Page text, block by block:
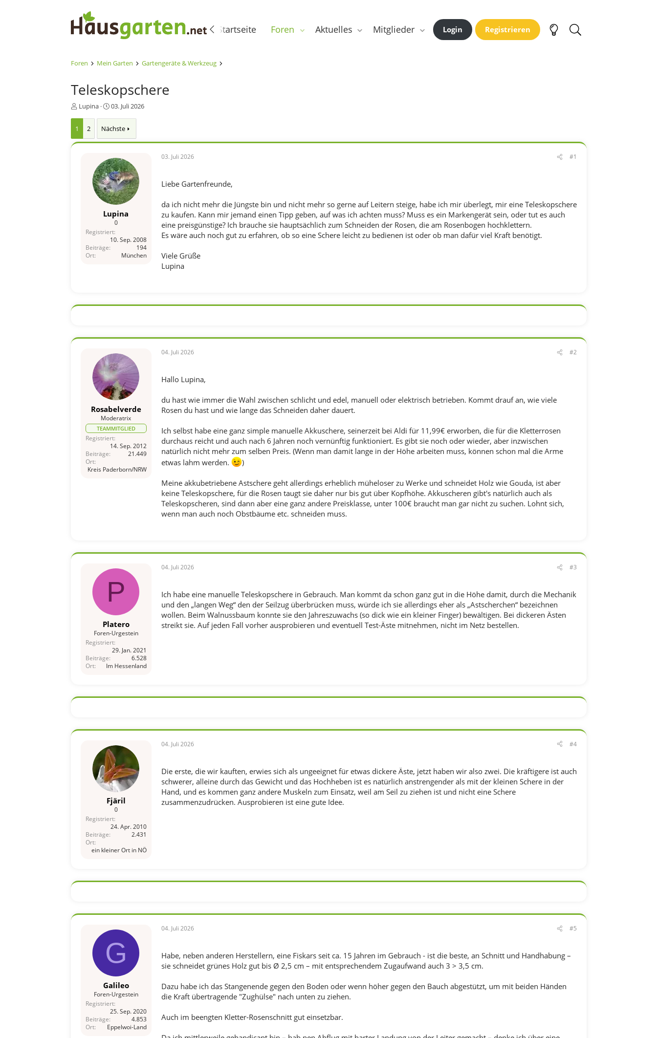
Startseite Foren Aktuelles Mitglieder Login Registrieren
Foren Mein Garten Gartengeräte & Werkzeug
Teleskopschere
E
e
Lupina
E
t
e
l
t
a
m
03. Juli 2026
1 2 Nächste
Lupina
0
Registriert
10. Sep. 2008
Beiträge
194
Ort
München
03. Juli 2026 #1
Liebe Gartenfreunde,
da ich nicht mehr die Jüngste bin und nicht mehr so gerne auf Leitern steige, habe ich mir überlegt, mir eine Teleskopschere
zu kaufen. Kann mir jemand einen Tipp geben, auf was ich achten muss? Muss es ein Markengerät sein, oder tut es auch
eine preisgünstige? Ich brauche sie hauptsächlich zum Schneiden der Rosen, die am Rosenbogen hochklettern.
Es wäre auch noch gut zu erfahren, ob so eine Schere leicht zu bedienen ist oder ob man dafür viel Kraft benötigt.
Viele Grüße
Lupina
Rosabelverde
Moderatrix
TEAMMITGLIED
Registriert
14. Sep. 2012
Beiträge
21.449
Ort
Kreis Paderborn/NRW
04. Juli 2026 #2
Hallo Lupina,
du hast wie immer die Wahl zwischen schlicht und edel, manuell oder elektrisch betrieben. Kommt drauf an, wie viele
Rosen du hast und wie lange das Schneiden daher dauert.
Ich selbst habe eine ganz simple manuelle Akkuschere, seinerzeit bei Aldi für 11,99€ erworben, die für die Kletterrosen
durchaus reicht und auch nach 6 Jahren noch vernünftig funktioniert. Es gibt sie noch oder wieder, aber inzwischen
natürlich nicht mehr zum selben Preis. (Wenn man damit lange in der Höhe arbeiten muss, können schon mal die Arme
etwas lahm werden.
)
Meine akkubetriebene Astschere geht allerdings erheblich müheloser zu Werke und schneidet Holz wie Gouda, ist aber
keine Teleskopschere, für die Rosen taugt sie daher nur bis gut über Kopfhöhe. Akkuscheren gibt's natürlich auch als
Teleskopscheren, sind dann aber eine ganz andere Preisklasse, unter 100€ braucht man gar nicht zu suchen. Lohnt sich,
wenn man auch noch Obstbäume etc. schneiden muss.
P
Platero
Foren-Urgestein
Registriert
29. Jan. 2021
Beiträge
6.528
Ort
Im Hessenland
04. Juli 2026 #3
Ich habe eine manuelle Teleskopschere in Gebrauch. Man kommt da schon ganz gut in die Höhe damit, durch die Mechanik
und den „langen Weg“ den der Seilzug überbrücken muss, würde ich sie allerdings eher als „Astscherchen“ bezeichnen
wollen. Beim Walnussbaum konnte sie den Jahreszuwachs (so dick wie ein kleiner Finger) bewältigen. Bei dickeren Ästen
streikt sie. Auf jeden Fall vorher ausprobieren und eventuell Test-Äste mitnehmen, nicht im Netz bestellen.
Fjäril
0
Registriert
24. Apr. 2010
Beiträge
2.431
Ort
ein kleiner Ort in NÖ
04. Juli 2026 #4
Die erste, die wir kauften, erwies sich als ungeeignet für etwas dickere Äste, jetzt haben wir also zwei. Die kräftigere ist auch
schwerer, alleine durch das Gewicht und das Hochheben ist es natürlich anstrengender als mit der kleinen Schere in der
Hand, und es kommen ganz andere Muskeln zum Einsatz, weil am Seil zu ziehen ist und nicht eine Schere
zusammenzudrücken. Ausprobieren ist eine gute Idee.
G
Galileo
Foren-Urgestein
Registriert
25. Sep. 2020
Beiträge
4.853
Ort
Eppelwoi-Land
04. Juli 2026 #5
Habe, neben anderen Herstellern, eine Fiskars seit ca. 15 Jahren im Gebrauch - ist die beste, an Schnitt und Handhabung –
sie schneidet grünes Holz gut bis Ø 2,5 cm – mit entsprechendem Zugaufwand auch 3 > 3,5 cm.
Dazu habe ich das Stangenende gegen den Boden oder wenn höher gegen den Bauch abgestützt, um mit beiden Händen
die Kraft übertragende "Zughülse" nach unten zu ziehen.
Auch im beengten Kletter-Rosenschnitt gut einsetzbar.